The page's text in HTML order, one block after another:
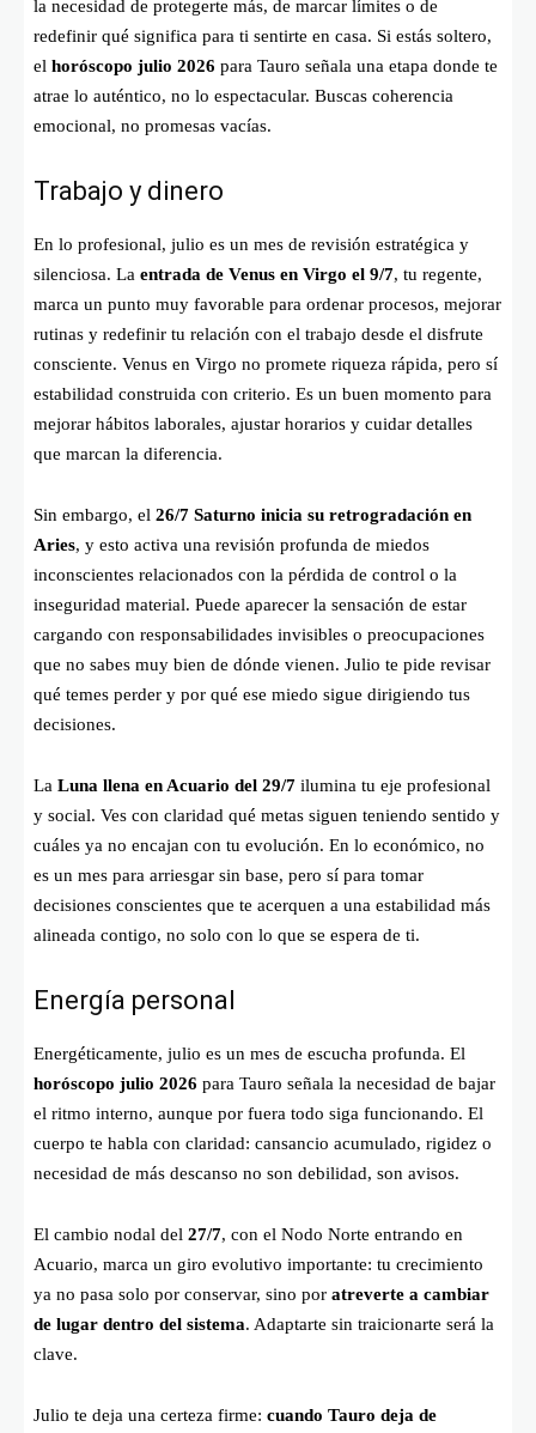
la necesidad de protegerte más, de marcar límites o de
redefinir qué significa para ti sentirte en casa. Si estás soltero,
el horóscopo julio 2026 para Tauro señala una etapa donde te
atrae lo auténtico, no lo espectacular. Buscas coherencia
emocional, no promesas vacías.
Trabajo y dinero
En lo profesional, julio es un mes de revisión estratégica y
silenciosa. La entrada de Venus en Virgo el 9/7, tu regente,
marca un punto muy favorable para ordenar procesos, mejorar
rutinas y redefinir tu relación con el trabajo desde el disfrute
consciente. Venus en Virgo no promete riqueza rápida, pero sí
estabilidad construida con criterio. Es un buen momento para
mejorar hábitos laborales, ajustar horarios y cuidar detalles
que marcan la diferencia.
Sin embargo, el 26/7 Saturno inicia su retrogradación en
Aries, y esto activa una revisión profunda de miedos
inconscientes relacionados con la pérdida de control o la
inseguridad material. Puede aparecer la sensación de estar
cargando con responsabilidades invisibles o preocupaciones
que no sabes muy bien de dónde vienen. Julio te pide revisar
qué temes perder y por qué ese miedo sigue dirigiendo tus
decisiones.
La Luna llena en Acuario del 29/7 ilumina tu eje profesional
y social. Ves con claridad qué metas siguen teniendo sentido y
cuáles ya no encajan con tu evolución. En lo económico, no
es un mes para arriesgar sin base, pero sí para tomar
decisiones conscientes que te acerquen a una estabilidad más
alineada contigo, no solo con lo que se espera de ti.
Energía personal
Energéticamente, julio es un mes de escucha profunda. El
horóscopo julio 2026 para Tauro señala la necesidad de bajar
el ritmo interno, aunque por fuera todo siga funcionando. El
cuerpo te habla con claridad: cansancio acumulado, rigidez o
necesidad de más descanso no son debilidad, son avisos.
El cambio nodal del 27/7, con el Nodo Norte entrando en
Acuario, marca un giro evolutivo importante: tu crecimiento
ya no pasa solo por conservar, sino por atreverte a cambiar
de lugar dentro del sistema. Adaptarte sin traicionarte será la
clave.
Julio te deja una certeza firme: cuando Tauro deja de